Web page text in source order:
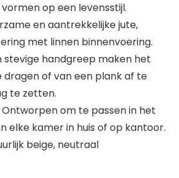
op een levensstijl.
en aantrekkelijke jute,
met linnen binnenvoering.
stevige handgreep maken het
dragen of van een plank af te
te zetten.
Ontworpen om te passen in het
elke kamer in huis of op kantoor.
beige, neutraal